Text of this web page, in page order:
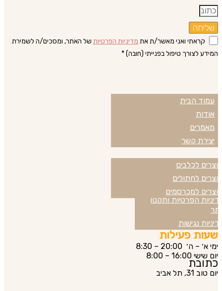
שליחה
קראתי ואני מאשר/ת את מדיניות הפרטיות של האתר, ומסכים/ה לשמירת
המידע לצורך טיפול בפנייתי (חובה) *
עמודים באתר
עמוד הבית
אודות
מאמרים
יצירת קשר
המוצרים שלנו
לכלבים
לחתולים
למכרסמים
מדיניותהפרטיות ותקנון
נגישות
שעות פעילות
ימי א׳ – ה׳ 20:00 – 8:30
יום שישי 16:00 – 8:00
כתובת
יום טוב 31, תל אביב